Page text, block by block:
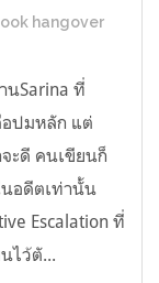
hangover
นSarina ที่
ปมหลัก แต่
ะดี คนเขียนก็
นอดีตเท่านั้น
Escalation ที่
ไว้ตั...